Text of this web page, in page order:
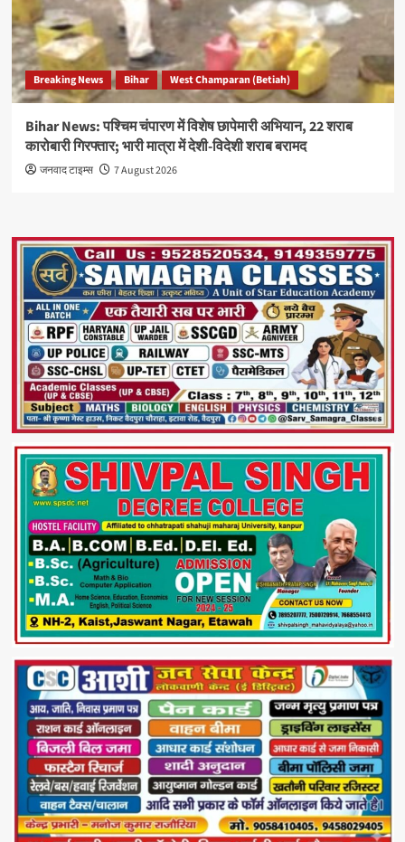
Breaking News Bihar West Champaran (Betiah)
Bihar News: पश्चिम चंपारण में विशेष छापेमारी अभियान, 22 शराब
कारोबारी गिरफ्तार; भारी मात्रा में देशी-विदेशी शराब बरामद
जनवाद टाइम्स 7 August 2026